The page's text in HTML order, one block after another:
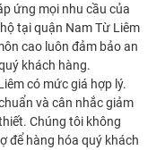
ứng mọi nhu cầu của
tại quận Nam Từ Liêm
cao luôn đảm bảo an
khách hàng.
có mức giá hợp lý.
và cân nhắc giảm
Chúng tôi không
để hàng hóa quý khách